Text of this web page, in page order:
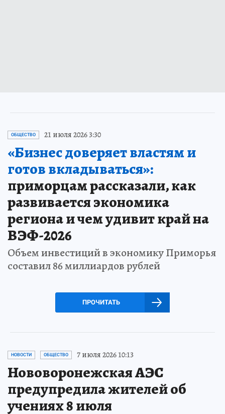
ОБЩЕСТВО 21 июля 2026 3:30
«Бизнес доверяет властям и
готов вкладываться»:
приморцам рассказали, как
развивается экономика
региона и чем удивит край на
ВЭФ-2026
Объем инвестиций в экономику Приморья
составил 86 миллиардов рублей
ПРОЧИТАТЬ
НОВОСТИ ОБЩЕСТВО 7 июля 2026 10:13
Нововоронежская АЭС
предупредила жителей об
учениях 8 июля